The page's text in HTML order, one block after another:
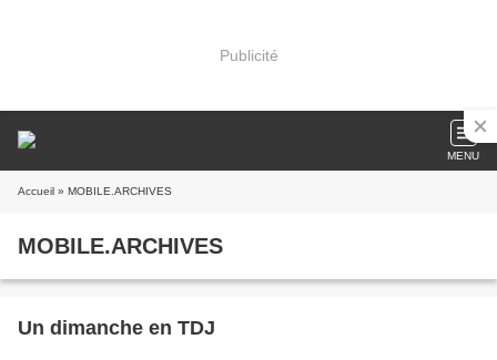
Publicité
MENU
Accueil » MOBILE.ARCHIVES
MOBILE.ARCHIVES
Un dimanche en TDJ